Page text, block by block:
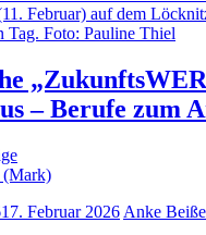
– Berufe zum
(Mark)
17. Februar 2026 Anke